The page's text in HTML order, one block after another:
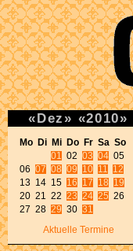
«Dez » «2010»
Mo Di Mi Do Fr Sa So
01
02 03 04 05
06 07 08 09 10 11
12
13 14 15 16 17 18
19
20 21 22 23 24 25 26
27 28 29 30 31
Aktuelle Termine